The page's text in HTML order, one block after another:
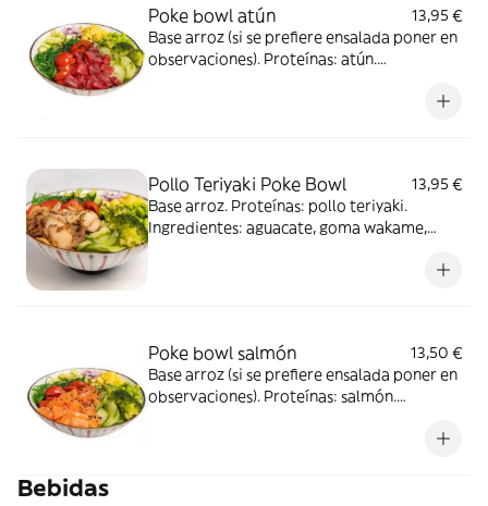
Poke bowl atún
13,95 €
Base arroz (si se prefiere ensalada poner en
observaciones). Proteínas: atún.
edamame, pepino, piña, brócoli y tomate.
Pollo Teriyaki Poke Bowl
13,95 €
Base arroz. Proteínas: pollo teriyaki.
Ingredientes: aguacate, goma wakame,
Topping: cebolla, sésamo, cacahuete, nori y
Poke bowl salmón
13,50 €
Base arroz (si se prefiere ensalada poner en
observaciones). Proteínas: salmón.
edamame, pepino, piña, brócoli y tomate.
Bebidas